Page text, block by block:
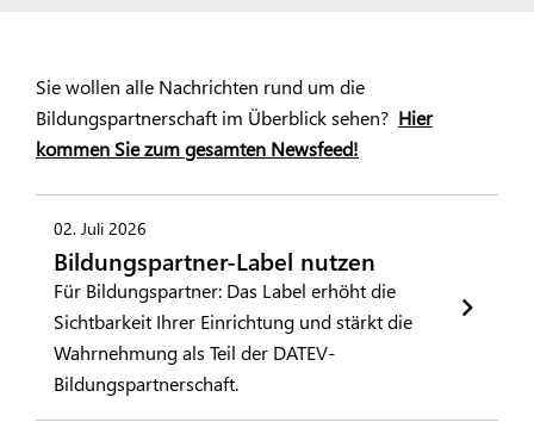
Sie wollen alle Nachrichten rund um die
Bildungspartnerschaft im Überblick sehen? Hier
kommen Sie zum gesamten Newsfeed!
02. Juli 2026
Bildungspartner-Label nutzen
Für Bildungspartner: Das Label erhöht die
Sichtbarkeit Ihrer Einrichtung und stärkt die
Wahrnehmung als Teil der DATEV-
Bildungspartnerschaft.